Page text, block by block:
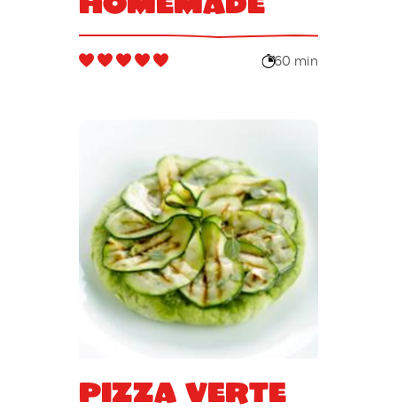
60 min
Pizza verte